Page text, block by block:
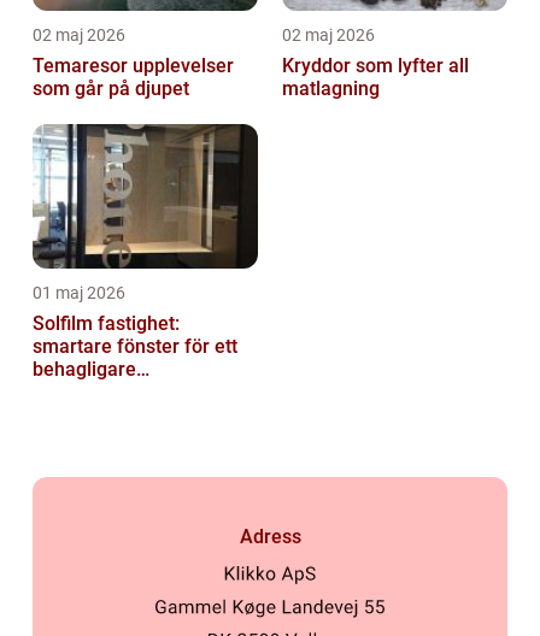
02 maj 2026
Temaresor upplevelser
som går på djupet
02 maj 2026
Kryddor som lyfter all
matlagning
01 maj 2026
Solfilm fastighet:
smartare fönster för ett
behagligare
Adress